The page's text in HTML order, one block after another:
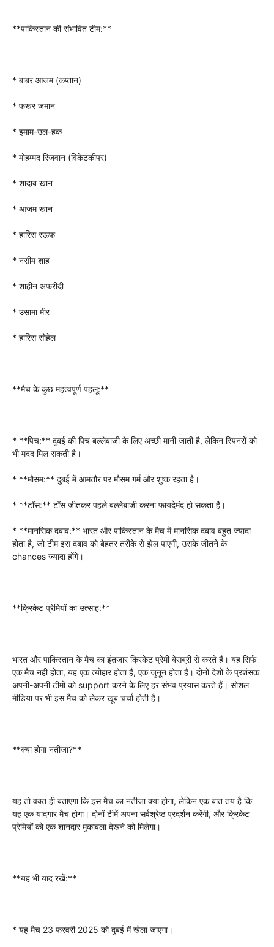
**पाकिस्तान की संभावित टीम:**
* बाबर आजम (कप्तान)
* फखर जमान
* इमाम-उल-हक
* मोहम्मद रिजवान (विकेटकीपर)
* शादाब खान
* आजम खान
* हारिस रऊफ
* नसीम शाह
* शाहीन अफरीदी
* उसामा मीर
* हारिस सोहेल
**मैच के कुछ महत्वपूर्ण पहलू:**
* **पिच:** दुबई की पिच बल्लेबाजी के लिए अच्छी मानी जाती है, लेकिन स्पिनरों को
भी मदद मिल सकती है।
* **मौसम:** दुबई में आमतौर पर मौसम गर्म और शुष्क रहता है।
* **टॉस:** टॉस जीतकर पहले बल्लेबाजी करना फायदेमंद हो सकता है।
* **मानसिक दबाव:** भारत और पाकिस्तान के मैच में मानसिक दबाव बहुत ज्यादा
होता है, जो टीम इस दबाव को बेहतर तरीके से झेल पाएगी, उसके जीतने के
chances ज्यादा होंगे।
**क्रिकेट प्रेमियों का उत्साह:**
भारत और पाकिस्तान के मैच का इंतजार क्रिकेट प्रेमी बेसब्री से करते हैं। यह सिर्फ
एक मैच नहीं होता, यह एक त्योहार होता है, एक जुनून होता है। दोनों देशों के प्रशंसक
अपनी-अपनी टीमों को support करने के लिए हर संभव प्रयास करते हैं। सोशल
मीडिया पर भी इस मैच को लेकर खूब चर्चा होती है।
**क्या होगा नतीजा?**
यह तो वक्त ही बताएगा कि इस मैच का नतीजा क्या होगा, लेकिन एक बात तय है कि
यह एक यादगार मैच होगा। दोनों टीमें अपना सर्वश्रेष्ठ प्रदर्शन करेंगी, और क्रिकेट
प्रेमियों को एक शानदार मुकाबला देखने को मिलेगा।
**यह भी याद रखें:**
* यह मैच 23 फरवरी 2025 को दुबई में खेला जाएगा।